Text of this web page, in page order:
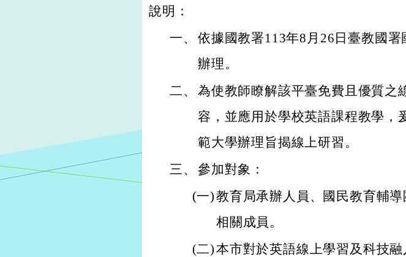
說明：
一、 依據國教署113年8月26日臺教國署
辦理。
二、 為使教師瞭解該平臺免費且優質之
容，並應用於學校英語課程教學，
範大學辦理旨揭線上研習。
三、 參加對象：
(一)教育局承辦人員、國民教育輔
相關成員。
(二)本市對於英語線上學習及科技